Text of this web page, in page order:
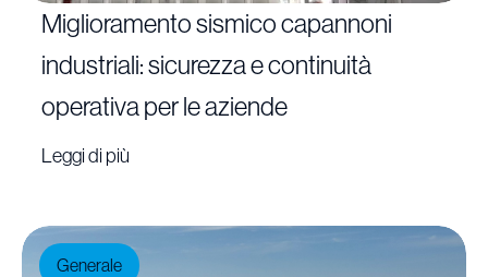
Miglioramento sismico capannoni
industriali: sicurezza e continuità
operativa per le aziende
Leggi di più
Generale